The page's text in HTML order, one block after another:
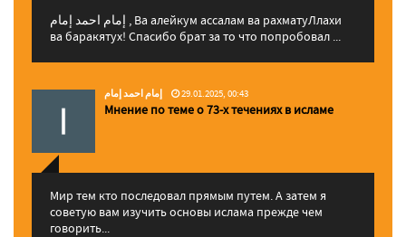
إمام احمد إمام , Ва алейкум ассалам ва рахматуЛлахи
ва баракятух! Спасибо брат за то что попробовал ...
إمام احمد إمام 29.01.2025, 00:43
Мнение по теме о 73-х течениях в исламе
Мир тем кто последовал прямым путем. А затем я
советую вам изучить основы ислама прежде чем
говорить...